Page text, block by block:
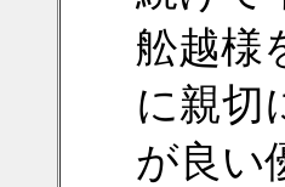
舩越様
に親切
が良い